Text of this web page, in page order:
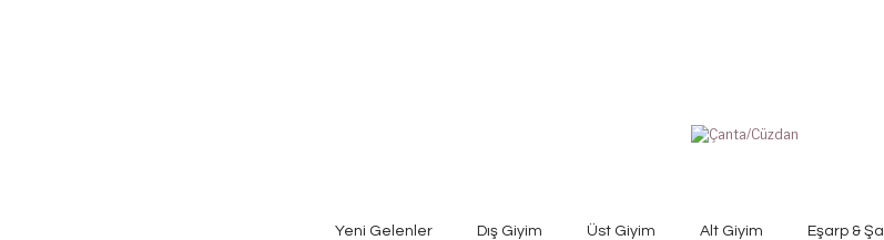
Yeni Gelenler Dış Giyim Üst Giyim Alt Giyim Eşarp & Şal